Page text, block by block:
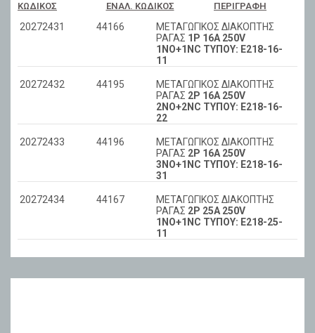
ΚΩΔΙΚΌΣ ΕΝΑΛ. ΚΩΔΙΚΌΣ ΠΕΡΙΓΡΑΦΉ
20272431 44166
ΜΕΤΑΓΩΓΙΚΟΣ ΔΙΑΚΟΠΤΗΣ
ΡΑΓΑΣ 1Ρ 16Α 250V
1NO+1NC ΤΥΠΟΥ: E218-16-
11
20272432 44195
ΜΕΤΑΓΩΓΙΚΟΣ ΔΙΑΚΟΠΤΗΣ
ΡΑΓΑΣ 2P 16A 250V
2NO+2NC ΤΥΠΟΥ: E218-16-
22
20272433 44196
ΜΕΤΑΓΩΓΙΚΟΣ ΔΙΑΚΟΠΤΗΣ
ΡΑΓΑΣ 2Ρ 16Α 250V
3NO+1NC ΤΥΠΟΥ: E218-16-
31
20272434 44167
ΜΕΤΑΓΩΓΙΚΟΣ ΔΙΑΚΟΠΤΗΣ
ΡΑΓΑΣ 2Ρ 25Α 250V
1NO+1NC ΤΥΠΟΥ: E218-25-
11